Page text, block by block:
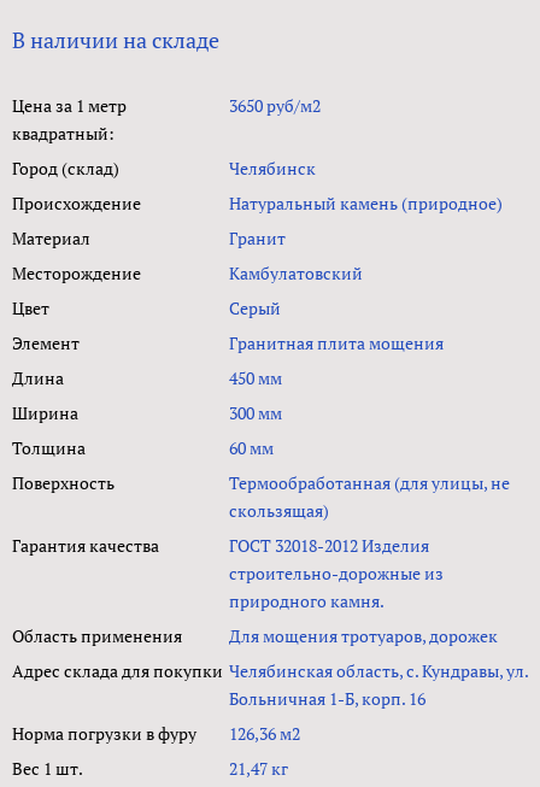
В наличии на складе
Цена за 1 метр
квадратный:
3650 руб/м2
Город (склад)
Челябинск
Происхождение
Натуральный камень (природное)
Материал
Гранит
Месторождение
Камбулатовский
Цвет
Серый
Элемент
Гранитная плита мощения
Длина
450 мм
Ширина
300 мм
Толщина
60 мм
Поверхность
Термообработанная (для улицы, не
скользящая)
Гарантия качества
ГОСТ 32018-2012 Изделия
строительно-дорожные из
природного камня.
Область применения
Для мощения тротуаров, дорожек
Адрес склада для покупки Челябинская область, с. Кундравы, ул.
Больничная 1-Б, корп. 16
Норма погрузки в фуру
126,36 м2
Вес 1 шт.
21,47 кг